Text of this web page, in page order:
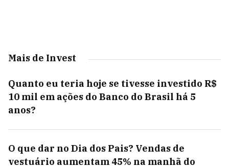
Mais de Invest
Quanto eu teria hoje se tivesse investido R$
10 mil em ações do Banco do Brasil há 5
anos?
O que dar no Dia dos Pais? Vendas de
vestuário aumentam 45% na manhã do